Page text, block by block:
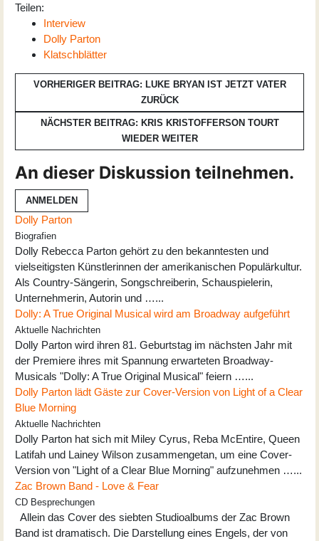
Teilen:
Interview
Dolly Parton
Klatschblätter
VORHERIGER BEITRAG: LUKE BRYAN IST JETZT VATER
ZURÜCK
NÄCHSTER BEITRAG: KRIS KRISTOFFERSON TOURT
WIEDER WEITER
An dieser Diskussion teilnehmen.
ANMELDEN
Dolly Parton
Biografien
Dolly Rebecca Parton gehört zu den bekanntesten und
vielseitigsten Künstlerinnen der amerikanischen Populärkultur.
Als Country-Sängerin, Songschreiberin, Schauspielerin,
Unternehmerin, Autorin und …...
Dolly: A True Original Musical wird am Broadway aufgeführt
Aktuelle Nachrichten
Dolly Parton wird ihren 81. Geburtstag im nächsten Jahr mit
der Premiere ihres mit Spannung erwarteten Broadway-
Musicals "Dolly: A True Original Musical" feiern …...
Dolly Parton lädt Gäste zur Cover-Version von Light of a Clear
Blue Morning
Aktuelle Nachrichten
Dolly Parton hat sich mit Miley Cyrus, Reba McEntire, Queen
Latifah und Lainey Wilson zusammengetan, um eine Cover-
Version von "Light of a Clear Blue Morning" aufzunehmen …...
Zac Brown Band - Love & Fear
CD Besprechungen
Allein das Cover des siebten Studioalbums der Zac Brown
Band ist dramatisch. Die Darstellung eines Engels, der von